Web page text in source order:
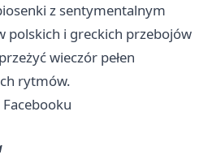
z sentymentalnym
polskich i greckich przebojów
wieczór pełen
rytmów.